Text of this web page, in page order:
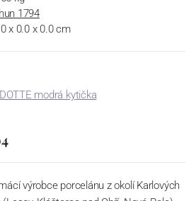
1794
x 0.0 x 0.0 cm
modrá kytička
výrobce porcelánu z okolí Karlových